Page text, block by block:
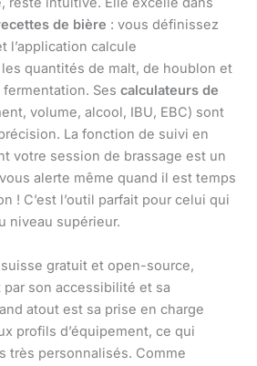
de bière : vous définissez
l’application calcule
quantités de malt, de houblon et
Ses calculateurs de
volume, alcool, IBU, EBC) sont
La fonction de suivi en
votre session de brassage est un
alerte même quand il est temps
! C’est l’outil parfait pour celui qui
niveau supérieur.
gratuit et open-source,
par son accessibilité et sa
atout est sa prise en charge
profils d’équipement, ce qui
très personnalisés. Comme